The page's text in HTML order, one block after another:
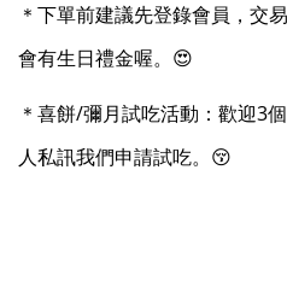
＊下單前建議先登錄會員，交
會有生日禮金喔。😍
＊喜餅/彌月試吃活動：歡迎3
人私訊我們申請試吃。😚